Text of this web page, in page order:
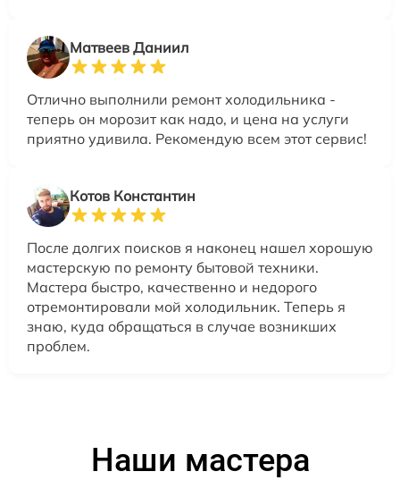
Матвеев Даниил
Отлично выполнили ремонт холодильника -
теперь он морозит как надо, и цена на услуги
приятно удивила. Рекомендую всем этот сервис!
Котов Константин
После долгих поисков я наконец нашел хорошую
мастерскую по ремонту бытовой техники.
Мастера быстро, качественно и недорого
отремонтировали мой холодильник. Теперь я
знаю, куда обращаться в случае возникших
проблем.
Наши мастера